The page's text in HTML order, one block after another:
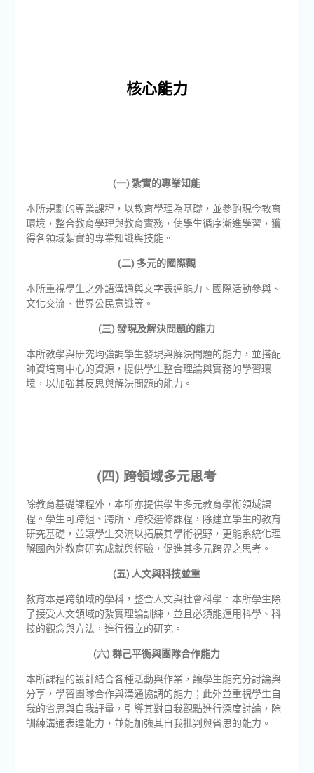
核心能力
(一) 紮實的專業知能
本所規劃的專業課程，以教育學理為基礎，並參酌現今教育
環境，整合教育學理與教育實務，使學生循序漸進學習，獲
得各領域紮實的專業知識與技能。
(二) 多元的國際觀
本所重視學生之外語溝通與文字表達能力、國際活動參與、
文化交流、世界公民意識等。
(三) 發現及解決問題的能力
本所教學與研究均強調學生發現與解決問題的能力，並搭配
師資培育中心的資源，提供學生整合理論與實務的學習環
境，以加強其反思與解決問題的能力。
(四) 跨領域多元思考
除教育基礎課程外，本所亦提供學生多元教育學術領域課
程。學生可跨組、跨所、跨校選修課程，除建立學生的教育
研究基礎，並讓學生交流以拓展其學術視野，更能系統化理
解國內外教育研究成就與經驗，促進其多元跨界之思考。
(五) 人文與科技並重
教育本是跨領域的學科，整合人文與社會科學。本所學生除
了接受人文領域的紮實理論訓練，並且必須能運用科學、科
技的觀念與方法，進行獨立的研究。
(六) 群己平衡與團隊合作能力
本所課程的設計結合各種活動與作業，讓學生能充分討論與
分享，學習團隊合作與溝通協調的能力；此外並重視學生自
我的省思與自我評量，引導其對自我觀點進行深度討論，除
訓練溝通表達能力，並能加強其自我批判與省思的能力。